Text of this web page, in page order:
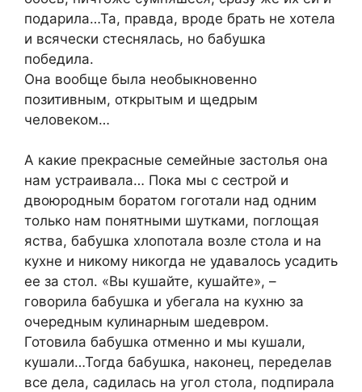
подарила…Та, правда, вроде брать не хотела
и всячески стеснялась, но бабушка
победила.
Она вообще была необыкновенно
позитивным, открытым и щедрым
человеком…
А какие прекрасные семейные застолья она
нам устраивала… Пока мы с сестрой и
двоюродным боратом гоготали над одним
только нам понятными шутками, поглощая
яства, бабушка хлопотала возле стола и на
кухне и никому никогда не удавалось усадить
ее за стол. «Вы кушайте, кушайте», –
говорила бабушка и убегала на кухню за
очередным кулинарным шедевром.
Готовила бабушка отменно и мы кушали,
кушали…Тогда бабушка, наконец, переделав
все дела, садилась на угол стола, подпирала